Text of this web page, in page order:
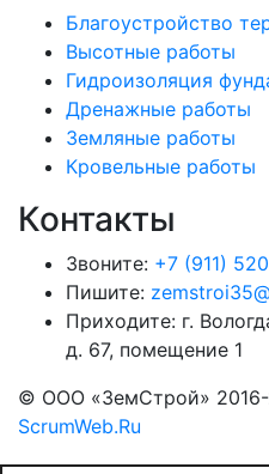
Благоустройство
Высотные работы
Гидроизоляция
Дренажные работы
Земляные работы
Кровельные работы
Контакты
Звоните: +7 (911)
Пишите:
Приходите: г.
д. 67, помещение 1
© ООО «ЗемСтрой» 2016-
ScrumWeb.Ru